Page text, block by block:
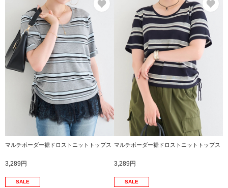
マルチボーダー裾ドロストニットトップス
3,289円
マルチボーダー裾ドロストニットトップス
3,289円
SALE SALE